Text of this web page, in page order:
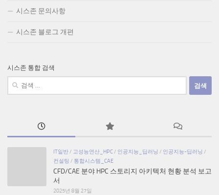
시스존 문의사항
시스존 블로그 개편
시스존 통합 검색
검
색:
IT일반/ 고성능연산_HPC/ 인공지능_딥러닝 / 인공지능-딥러닝 /
컨설팅 / 통합시스템_CAE
CFD/CAE 분야 HPC 스토리지 아키텍처 현황 분석 보고
서
2025년 8월 27일